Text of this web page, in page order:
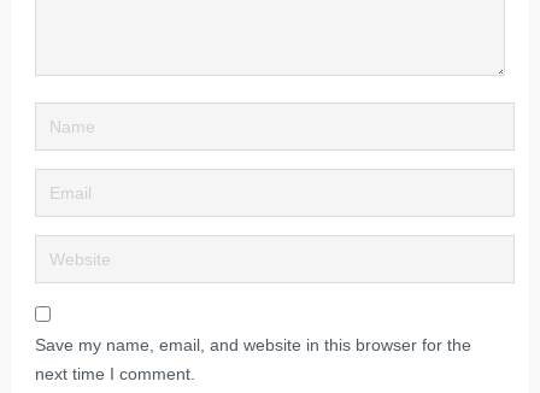
Save my name, email, and website in this browser for the
next time I comment.